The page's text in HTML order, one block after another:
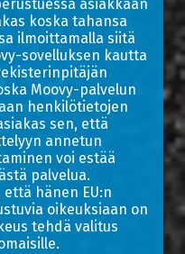
asiakkaan
koska tahansa
ilmoittamalla siitä
sovelluksen kautta
Moovy-palvelun
henkilötietojen
sen, että
annetun
voi estää
palvelua.
että hänen EU:n
oikeuksiaan on
tehdä valitus